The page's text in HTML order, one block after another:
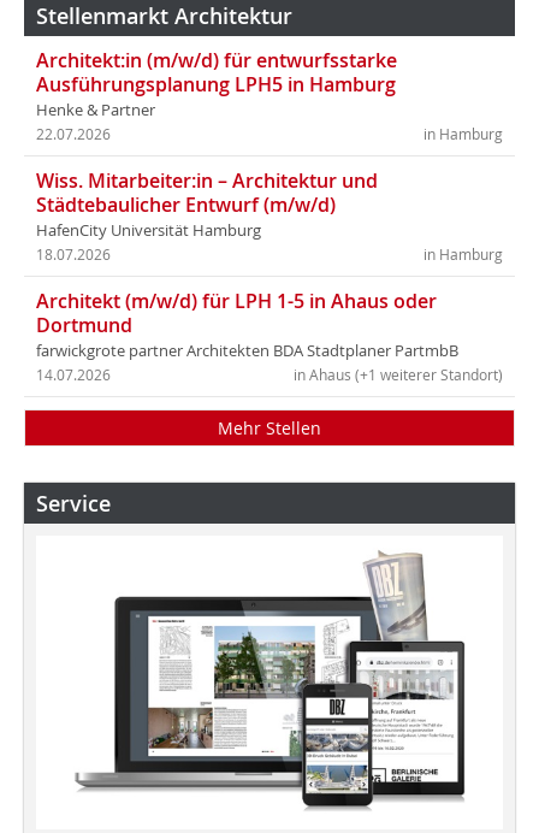
Stellenmarkt Architektur
Architekt:in (m/w/d) für entwurfsstarke
Ausführungsplanung LPH5 in Hamburg
Henke & Partner
in Hamburg
22.07.2026
Wiss. Mitarbeiter:in – Architektur und
Städtebaulicher Entwurf (m/w/d)
HafenCity Universität Hamburg
in Hamburg
18.07.2026
Architekt (m/w/d) für LPH 1-5 in Ahaus oder
Dortmund
farwickgrote partner Architekten BDA Stadtplaner PartmbB
in Ahaus (+1 weiterer Standort)
14.07.2026
Mehr Stellen
Service